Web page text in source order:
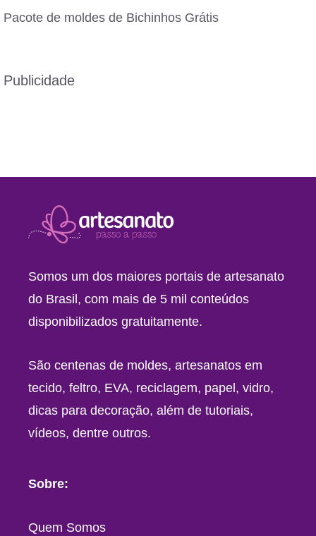
Pacote de moldes de Bichinhos Grátis
Publicidade
Somos um dos maiores portais de artesanato
do Brasil, com mais de 5 mil conteúdos
disponibilizados gratuitamente.
São centenas de moldes, artesanatos em
tecido, feltro, EVA, reciclagem, papel, vidro,
dicas para decoração, além de tutoriais,
vídeos, dentre outros.
Sobre:
Quem Somos